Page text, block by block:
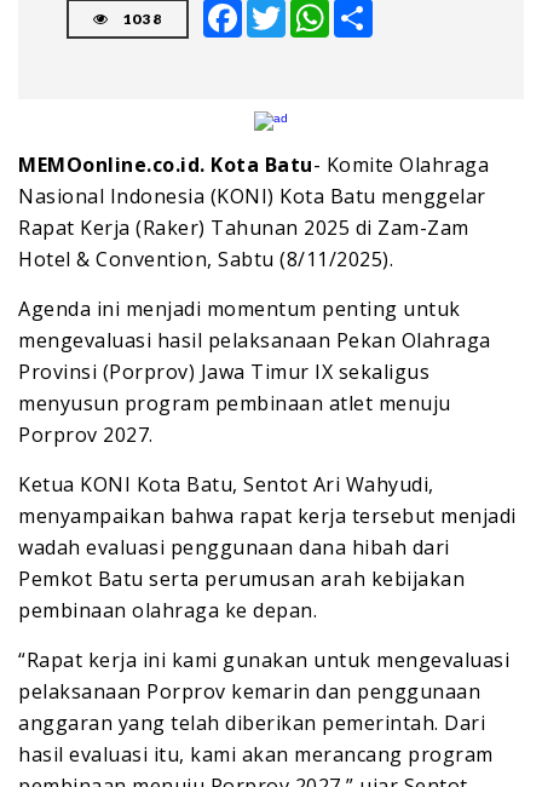
1038
FacebookTwitter WhatsApp
MEMOonline.co.id. Kota Batu- Komite Olahraga
Nasional Indonesia (KONI) Kota Batu menggelar
Rapat Kerja (Raker) Tahunan 2025 di Zam-Zam
Hotel & Convention, Sabtu (8/11/2025).
Agenda ini menjadi momentum penting untuk
mengevaluasi hasil pelaksanaan Pekan Olahraga
Provinsi (Porprov) Jawa Timur IX sekaligus
menyusun program pembinaan atlet menuju
Porprov 2027.
Ketua KONI Kota Batu, Sentot Ari Wahyudi,
menyampaikan bahwa rapat kerja tersebut menjadi
wadah evaluasi penggunaan dana hibah dari
Pemkot Batu serta perumusan arah kebijakan
pembinaan olahraga ke depan.
“Rapat kerja ini kami gunakan untuk mengevaluasi
pelaksanaan Porprov kemarin dan penggunaan
anggaran yang telah diberikan pemerintah. Dari
hasil evaluasi itu, kami akan merancang program